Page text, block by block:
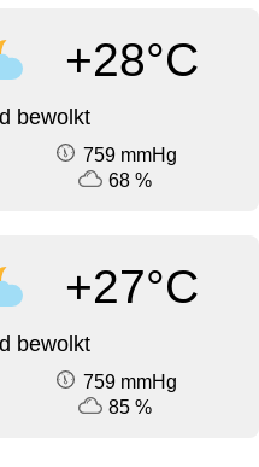
+28°C
bewolkt
759 mmHg
68 %
+27°C
bewolkt
759 mmHg
85 %